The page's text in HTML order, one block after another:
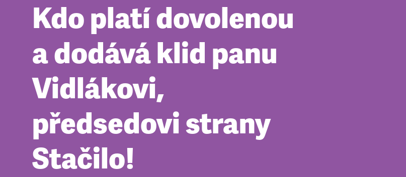
Kdo platí dovolenou
a dodává klid panu
Vidlákovi,
předsedovi strany
Stačilo!